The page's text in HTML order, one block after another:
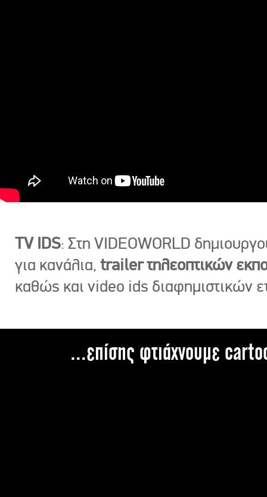
TV IDS: Στη VIDEOWORLD
για κανάλια, trailer τηλεοπτικών
καθώς και video ids διαφημιστικών
...επίσης φτιάχνουμε